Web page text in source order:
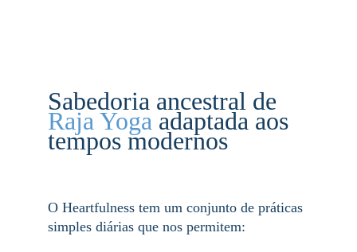
O Heartfulness tem um conjunto de práticas
simples diárias que nos permitem:
Sabedoria ancestral de
Raja Yoga adaptada aos
tempos modernos